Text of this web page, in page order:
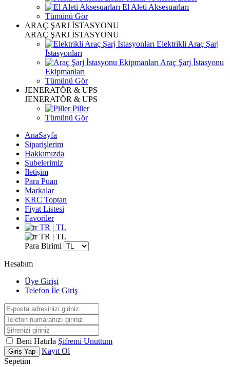
El Aleti Aksesuarları
Tümünü Gör
ARAÇ ŞARJ İSTASYONU
ARAÇ ŞARJ İSTASYONU
Elektrikli Araç Şarj
İstasyonları
Araç Şarj İstasyonu
Ekipmanları
Tümünü Gör
JENERATÖR & UPS
JENERATÖR & UPS
Piller
Tümünü Gör
AnaSayfa
Siparişlerim
Hakkımızda
Şubelerimiz
İletişim
Para Puan
Markalar
KRC Toptan
Fiyat Listesi
Favoriler
TR | TL
TR | TL
Para Birimi
Hesabım
Üye Girişi
Telefon İle Giriş
Beni Hatırla Şifremi Unuttum
Giriş Yap
Kayıt Ol
Sepetim